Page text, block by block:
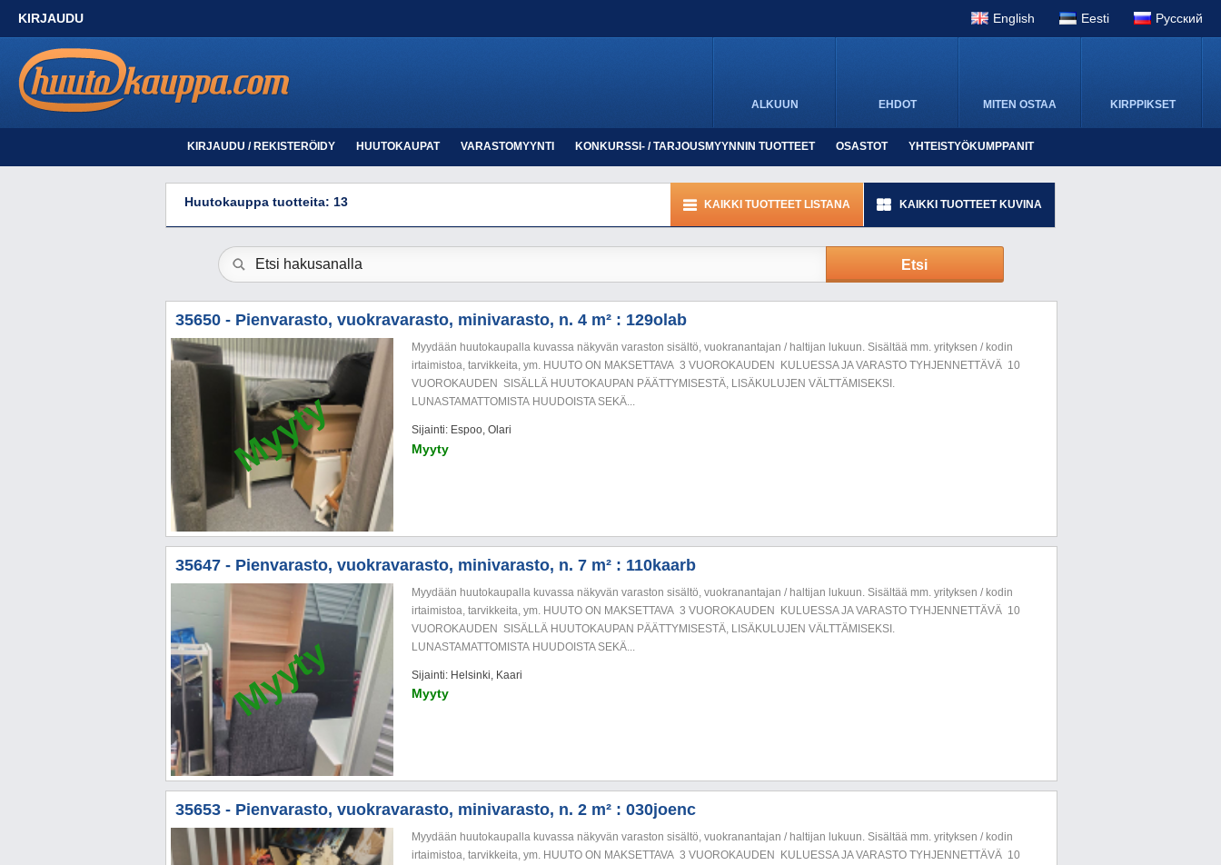
Pусский
KIRJAUDU
ALKUUN EHDOT MITEN OSTAA KIRPPIKSET
KIRJAUDU / REKISTERÖIDY HUUTOKAUPAT VARASTOMYYNTI KONKURSSI- / TARJOUSMYYNNIN TUOTTEET OSASTOT YHTEISTYÖKUMPPANIT
Huutokauppa tuotteita: 13 KAIKKI TUOTTEET LISTANA KAIKKI TUOTTEET KUVINA
Etsi
35650 - Pienvarasto, vuokravarasto, minivarasto, n. 4 m² : 129olab
Myyty
Myydään huutokaupalla kuvassa näkyvän varaston sisältö, vuokranantajan / haltijan lukuun. Sisältää mm. yrityksen / kodin
irtaimistoa, tarvikkeita, ym. HUUTO ON MAKSETTAVA 3 VUOROKAUDEN KULUESSA JA VARASTO TYHJENNETTÄVÄ 10
VUOROKAUDEN SISÄLLÄ HUUTOKAUPAN PÄÄTTYMISESTÄ, LISÄKULUJEN VÄLTTÄMISEKSI.
LUNASTAMATTOMISTA HUUDOISTA SEKÄ...
Sijainti: Espoo, Olari
Myyty
35647 - Pienvarasto, vuokravarasto, minivarasto, n. 7 m² : 110kaarb
Myyty
Myydään huutokaupalla kuvassa näkyvän varaston sisältö, vuokranantajan / haltijan lukuun. Sisältää mm. yrityksen / kodin
irtaimistoa, tarvikkeita, ym. HUUTO ON MAKSETTAVA 3 VUOROKAUDEN KULUESSA JA VARASTO TYHJENNETTÄVÄ 10
VUOROKAUDEN SISÄLLÄ HUUTOKAUPAN PÄÄTTYMISESTÄ, LISÄKULUJEN VÄLTTÄMISEKSI.
LUNASTAMATTOMISTA HUUDOISTA SEKÄ...
Sijainti: Helsinki, Kaari
Myyty
35653 - Pienvarasto, vuokravarasto, minivarasto, n. 2 m² : 030joenc
Myydään huutokaupalla kuvassa näkyvän varaston sisältö, vuokranantajan / haltijan lukuun. Sisältää mm. yrityksen / kodin
irtaimistoa, tarvikkeita, ym. HUUTO ON MAKSETTAVA 3 VUOROKAUDEN KULUESSA JA VARASTO TYHJENNETTÄVÄ 10